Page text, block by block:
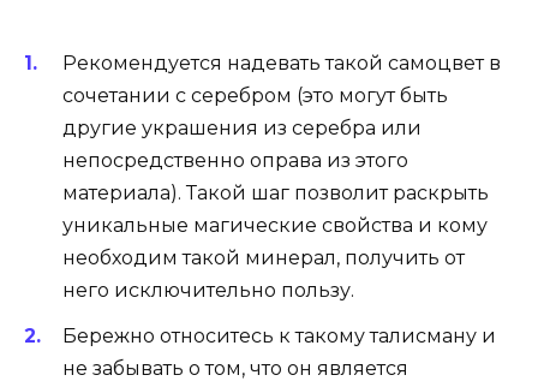
Рекомендуется надевать такой самоцвет в
сочетании с серебром (это могут быть
другие украшения из серебра или
непосредственно оправа из этого
материала). Такой шаг позволит раскрыть
уникальные магические свойства и кому
необходим такой минерал, получить от
него исключительно пользу.
Бережно относитесь к такому талисману и
не забывать о том, что он является